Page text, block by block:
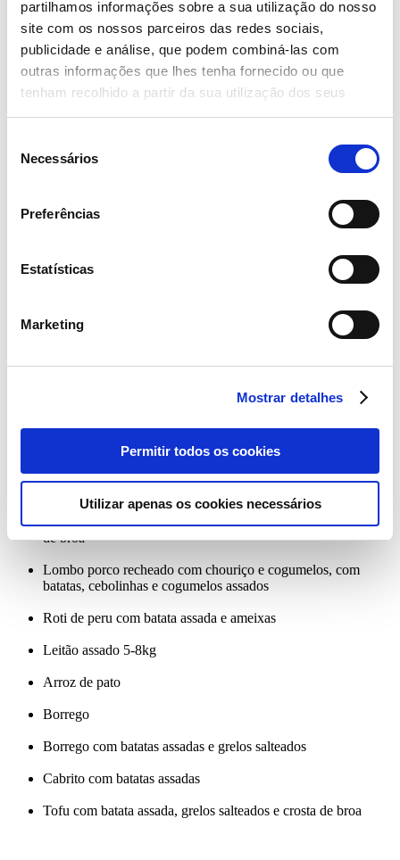
partilhamos informações sobre a sua utilização do nosso
site com os nossos parceiros das redes sociais,
publicidade e análise, que podem combiná-las com
outras informações que lhes tenha fornecido ou que
tenham recolhido a partir da sua utilização dos seus
serviços.
Necessários
Preferências
Estatísticas
Marketing
Mostrar detalhes
Permitir todos os cookies
Utilizar apenas os cookies necessários
Mini rissol de camarão
Mini rissol de carne
Mini croquete de carne
Quiche de camarão
Polvo à Lagareiro com batatas e cebolinhas assadas com
Bacalhau à lagareiro com camarão, batata a murro e grelos
Lascas bacalhau com batata a murro, grelos salteados e crosta
de broa
Lombo porco recheado com chouriço e cogumelos, com
batatas, cebolinhas e cogumelos assados
Roti de peru com batata assada e ameixas
Leitão assado 5-8kg
Arroz de pato
Borrego
Borrego com batatas assadas e grelos salteados
Cabrito com batatas assadas
Tofu com batata assada, grelos salteados e crosta de broa